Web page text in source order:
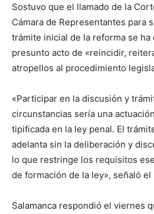
Sostuvo que el llamado de la
Cámara de Representantes para
trámite inicial de la reforma se
presunto acto de «reincidir,
atropellos al procedimiento
«Participar en la discusión y
circunstancias sería una
tipificada en la ley penal. El
adelanta sin la deliberación y
lo que restringe los requisitos
de formación de la ley», señaló el
Salamanca respondió el viernes